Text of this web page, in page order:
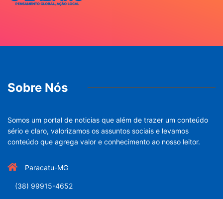
Sobre Nós
Somos um portal de noticias que além de trazer um conteúdo
sério e claro, valorizamos os assuntos sociais e levamos
conteúdo que agrega valor e conhecimento ao nosso leitor.
Paracatu-MG
(38) 99915-4652